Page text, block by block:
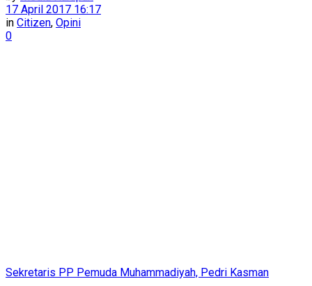
17 April 2017 16:17
in Citizen, Opini
0
Sekretaris PP Pemuda Muhammadiyah, Pedri Kasman